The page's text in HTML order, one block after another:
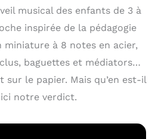
musical des enfants de 3 à
inspirée de la pédagogie
miniature à 8 notes en acier,
baguettes et médiators…
le papier. Mais qu’en est-il
notre verdict.